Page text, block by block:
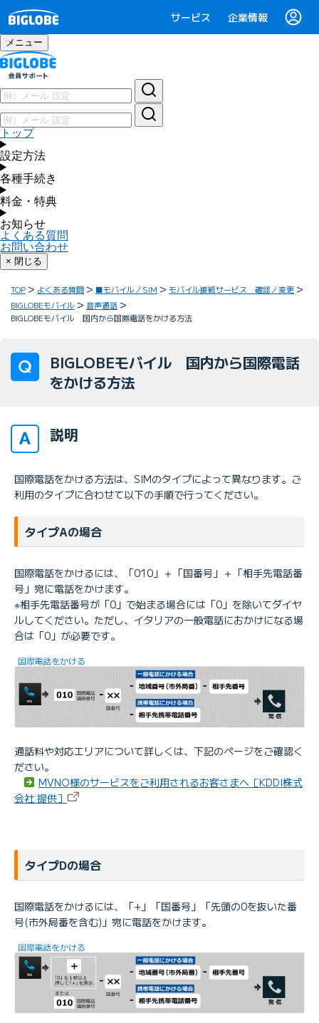
サービス 企業情報
メニュー
トップ
設定方法
各種手続き
料金・特典
お知らせ
よくある質問
お問い合わせ
× 閉じる
TOP よくある質問 ■モバイル／SIM
モバイル接続サービス 確認／変更
BIGLOBEモバイル
音声通話
BIGLOBEモバイル 国内から国際電話をかける方法
BIGLOBEモバイル 国内から国際電話
をかける方法
説明
国際電話をかける方法は、SIMのタイプによって異なります。ご
利用のタイプに合わせて以下の手順で行ってください。
タイプAの場合
国際電話をかけるには、「010」＋「国番号」＋「相手先電話番
号」宛に電話をかけます。
※相手先電話番号が「0」で始まる場合には「0」を除いてダイヤ
ルしてください。ただし、イタリアの一般電話におかけになる場
合は「0」が必要です。
通話料や対応エリアについて詳しくは、下記のページをご確認く
ださい。
MVNO様のサービスをご利用されるお客さまへ［KDDI株式
会社 提供］
タイプDの場合
国際電話をかけるには、「+」「国番号」「先頭の0を抜いた番
号(市外局番を含む)」宛に電話をかけます。